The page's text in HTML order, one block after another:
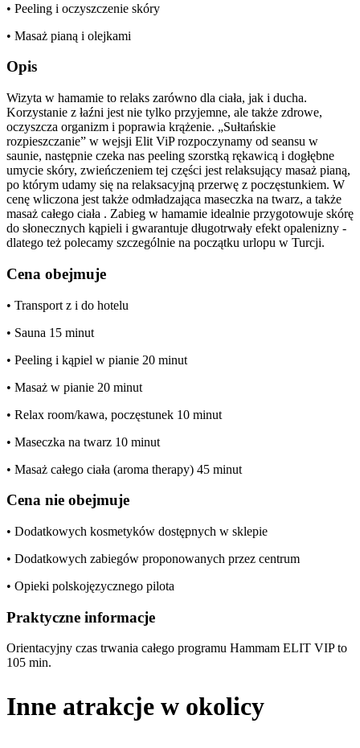
• Peeling i oczyszczenie skóry
• Masaż pianą i olejkami
Opis
Wizyta w hamamie to relaks zarówno dla ciała, jak i ducha.
Korzystanie z łaźni jest nie tylko przyjemne, ale także zdrowe,
oczyszcza organizm i poprawia krążenie. „Sułtańskie
rozpieszczanie” w wejsji Elit ViP rozpoczynamy od seansu w
saunie, następnie czeka nas peeling szorstką rękawicą i dogłębne
umycie skóry, zwieńczeniem tej części jest relaksujący masaż pianą,
po którym udamy się na relaksacyjną przerwę z poczęstunkiem. W
cenę wliczona jest także odmładzająca maseczka na twarz, a także
masaż całego ciała . Zabieg w hamamie idealnie przygotowuje skórę
do słonecznych kąpieli i gwarantuje długotrwały efekt opalenizny -
dlatego też polecamy szczególnie na początku urlopu w Turcji.
Cena obejmuje
• Transport z i do hotelu
• Sauna 15 minut
• Peeling i kąpiel w pianie 20 minut
• Masaż w pianie 20 minut
• Relax room/kawa, poczęstunek 10 minut
• Maseczka na twarz 10 minut
• Masaż całego ciała (aroma therapy) 45 minut
Cena nie obejmuje
• Dodatkowych kosmetyków dostępnych w sklepie
• Dodatkowych zabiegów proponowanych przez centrum
• Opieki polskojęzycznego pilota
Praktyczne informacje
Orientacyjny czas trwania całego programu Hammam ELIT VIP to
105 min.
Inne atrakcje w okolicy